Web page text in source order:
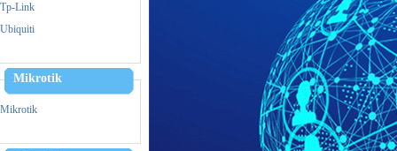
Triturador De Papel
Tp-Link
Ubiquiti
Mikrotik
Mikrotik